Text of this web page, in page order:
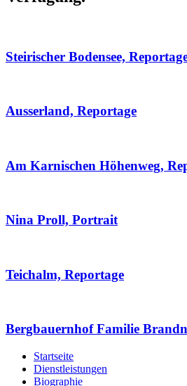
Steirischer Bodensee,
Ausserland, Reportage
Am Karnischen Höhenweg,
Nina Proll, Portrait
Teichalm, Reportage
Bergbauernhof Familie
Startseite
Dienstleistungen
Biographie